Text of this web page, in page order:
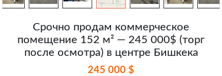
Срочно продам коммерческое
помещение 152 м² — 245 000$ (торг
после осмотра) в центре Бишкека
245 000 $